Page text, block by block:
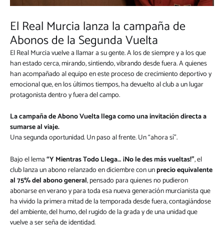
El Real Murcia lanza la campaña de
Abonos de la Segunda Vuelta
El Real Murcia vuelve a llamar a su gente. A los de siempre y a los que
han estado cerca, mirando, sintiendo, vibrando desde fuera. A quienes
han acompañado al equipo en este proceso de crecimiento deportivo y
emocional que, en los últimos tiempos, ha devuelto al club a un lugar
protagonista dentro y fuera del campo.
La campaña de Abono Vuelta llega como una invitación directa a
sumarse al viaje.
Una segunda oportunidad. Un paso al frente. Un “ahora sí”.
Bajo el lema“Y Mientras Todo Llega… ¡No le des más vueltas!”, el
club lanza un abono relanzado en diciembre con unprecio equivalente
al 75% del abono general, pensado para quienes no pudieron
abonarse en verano y para toda esa nueva generación murcianista que
ha vivido la primera mitad de la temporada desde fuera, contagiándose
del ambiente, del humo, del rugido de la grada y de una unidad que
vuelve a ser seña de identidad.